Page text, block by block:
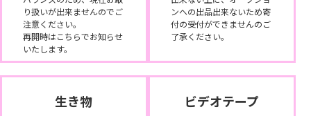
り扱いが出来ませんのでご
注意ください。
再開時はこちらでお知らせ
いたします。
ンへの出品出来ないため寄
付の受付ができませんのご
了承ください。
生き物 ビデオテープ